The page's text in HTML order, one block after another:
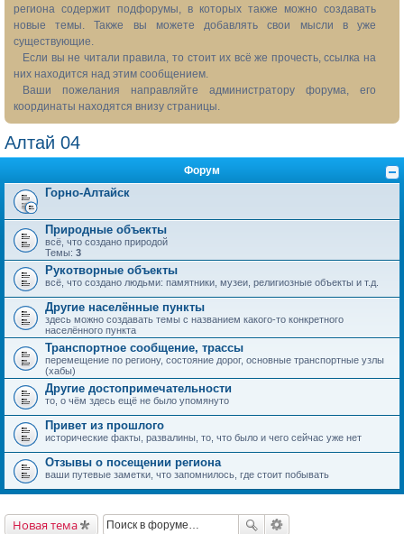
региона содержит подфорумы, в которых также можно создавать
новые темы. Также вы можете добавлять свои мысли в уже
существующие.
Если вы не читали правила, то стоит их всё же прочесть, ссылка на
них находится над этим сообщением.
Ваши пожелания направляйте администратору форума, его
координаты находятся внизу страницы.
Алтай 04
Форум
Горно-Алтайск
Природные объекты
всё, что создано природой
Темы: 3
Рукотворные объекты
всё, что создано людьми: памятники, музеи, религиозные объекты и т.д.
Другие населённые пункты
здесь можно создавать темы с названием какого-то конкретного
населённого пункта
Транспортное сообщение, трассы
перемещение по региону, состояние дорог, основные транспортные узлы
(хабы)
Другие достопримечательности
то, о чём здесь ещё не было упомянуто
Привет из прошлого
исторические факты, развалины, то, что было и чего сейчас уже нет
Отзывы о посещении региона
ваши путевые заметки, что запомнилось, где стоит побывать
Новая тема